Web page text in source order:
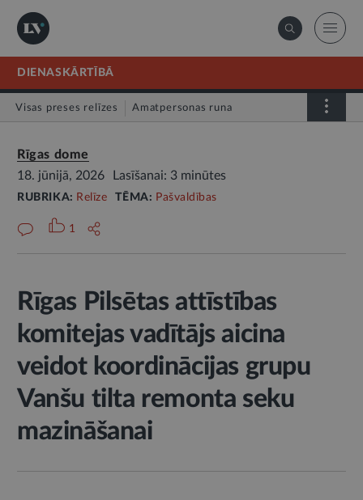
DIENASKĀRTĪBĀ
Visas preses relīzes Amatpersonas runa
Rīgas dome
18. jūnijā, 2026
Lasīšanai: 3 minūtes
RUBRIKA: Relīze TĒMA: Pašvaldības
1
Rīgas Pilsētas attīstības
komitejas vadītājs aicina
veidot koordinācijas grupu
Vanšu tilta remonta seku
mazināšanai